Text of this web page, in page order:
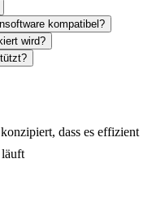
kompatibel?
wird?
dass es effizient